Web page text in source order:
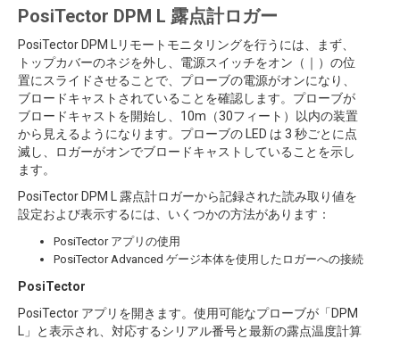
PosiTector DPM L 露点計ロガー
PosiTector DPM Lリモートモニタリングを行うには、まず、
トップカバーのネジを外し、電源スイッチをオン（｜）の位
置にスライドさせることで、プローブの電源がオンになり、
ブロードキャストされていることを確認します。プローブが
ブロードキャストを開始し、10m（30フィート）以内の装置
から見えるようになります。プローブの LED は 3 秒ごとに点
滅し、ロガーがオンでブロードキャストしていることを示し
ます。
PosiTector DPM L 露点計ロガーから記録された読み取り値を
設定および表示するには、いくつかの方法があります：
PosiTector アプリの使用
PosiTector Advanced ゲージ本体を使用したロガーへの接続
PosiTector
PosiTector アプリを開きます。使用可能なプローブが「DPM
L」と表示され、対応するシリアル番号と最新の露点温度計算